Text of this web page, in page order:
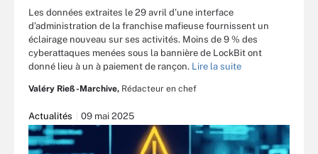
Les données extraites le 29 avril d’une interface
d’administration de la franchise mafieuse fournissent un
éclairage nouveau sur ses activités. Moins de 9 % des
cyberattaques menées sous la bannière de LockBit ont
donné lieu à un à paiement de rançon. Lire la suite
Valéry Rieß-Marchive, Rédacteur en chef
Actualités 09 mai 2025